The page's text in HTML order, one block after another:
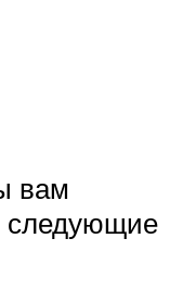
вам
следующие